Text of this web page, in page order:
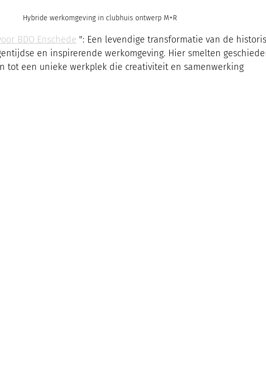
Hybride werkomgeving in clubhuis ontwerp M+R
BDO Enschede ": Een levendige transformatie van de
en inspirerende werkomgeving. Hier smelten
tot een unieke werkplek die creativiteit en samenwerking